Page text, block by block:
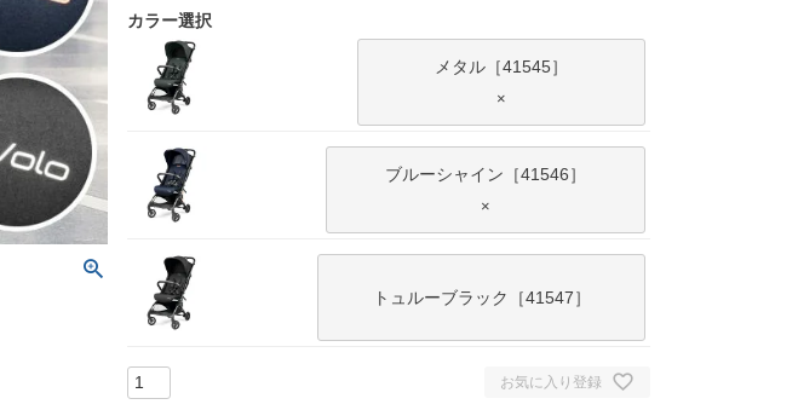
カラー選択
メタル［41545］
×
ブルーシャイン［41546］
×
トュルーブラック［41547］
お気に入り登録